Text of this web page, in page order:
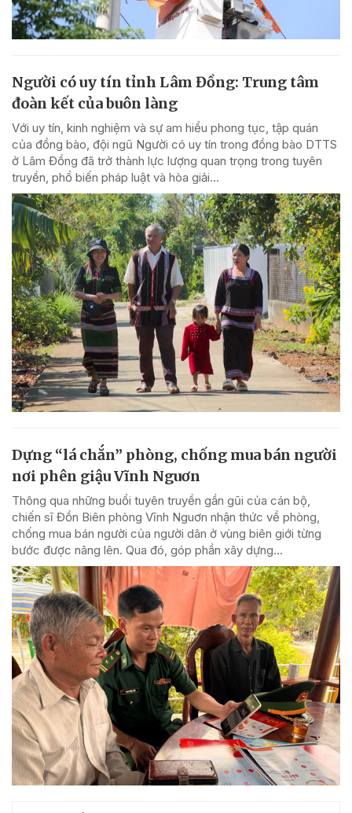
Người có uy tín tỉnh Lâm Đồng: Trung tâm
đoàn kết của buôn làng
Với uy tín, kinh nghiệm và sự am hiểu phong tục, tập quán
của đồng bào, đội ngũ Người có uy tín trong đồng bào DTTS
ở Lâm Đồng đã trở thành lực lượng quan trọng trong tuyên
truyền, phổ biến pháp luật và hòa giải...
Dựng “lá chắn” phòng, chống mua bán người
nơi phên giậu Vĩnh Nguơn
Thông qua những buổi tuyên truyền gần gũi của cán bộ,
chiến sĩ Đồn Biên phòng Vĩnh Nguơn nhận thức về phòng,
chống mua bán người của người dân ở vùng biên giới từng
bước được nâng lên. Qua đó, góp phần xây dựng...